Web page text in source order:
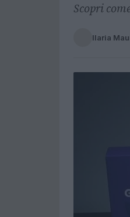
Scopri
Ilaria